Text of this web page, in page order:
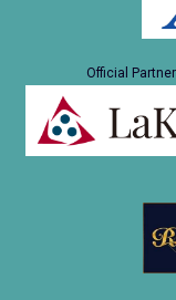
Official Partner